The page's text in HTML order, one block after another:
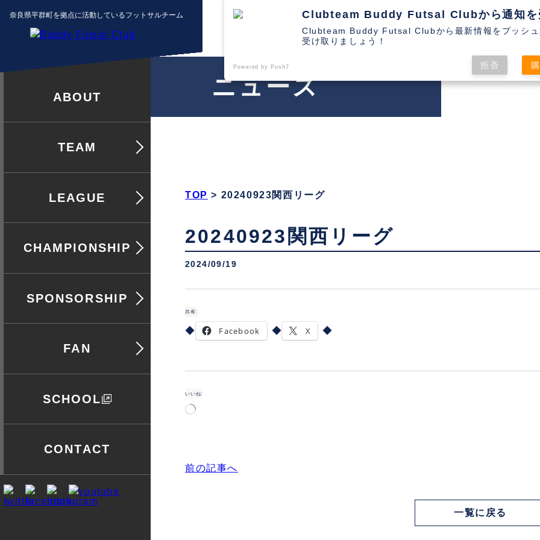
奈良県平群町を拠点に活動しているフットサルチーム
クラブ紹介
チームについて
リーグ戦
全日本選手権
協賛
ファン
スクール
お問い合わせ
ニュース
TOP > 20240923関西リーグ
20240923関西リーグ
2024/09/19
共有:
Facebook X
いいね:
前の記事へ
一覧に戻る
Clubteam Buddy Futsal Clubから最新情報をプッシュ
受け取りましょう！
Powered by Push7 拒否